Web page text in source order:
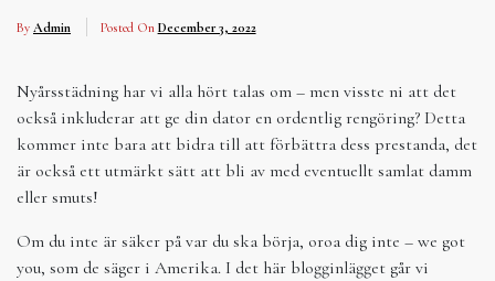
By Admin Posted On December 3, 2022
Nyårsstädning har vi alla hört talas om – men visste ni att det
också inkluderar att ge din dator en ordentlig rengöring? Detta
kommer inte bara att bidra till att förbättra dess prestanda, det
är också ett utmärkt sätt att bli av med eventuellt samlat damm
eller smuts!
Om du inte är säker på var du ska börja, oroa dig inte – we got
you, som de säger i Amerika. I det här blogginlägget går vi